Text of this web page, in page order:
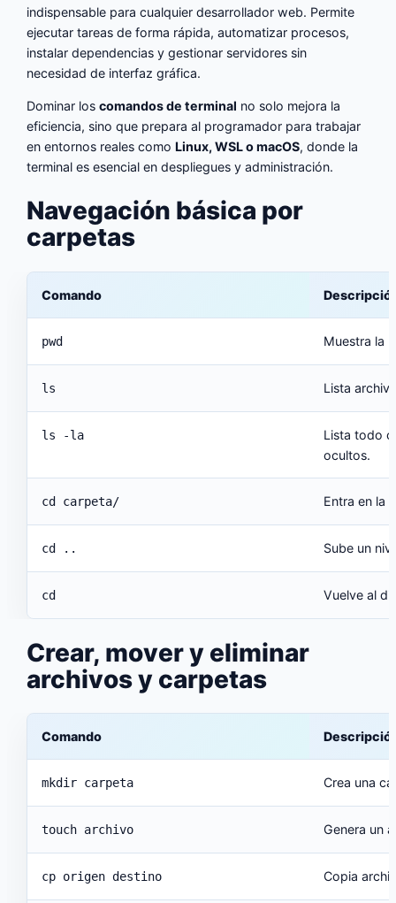
indispensable para cualquier desarrollador web. Permite
ejecutar tareas de forma rápida, automatizar procesos,
instalar dependencias y gestionar servidores sin
necesidad de interfaz gráfica.
Dominar loscomandos de terminal no solo mejora la
eficiencia, sino que prepara al programador para trabajar
en entornos reales comoLinux, WSL o macOS, donde la
terminal es esencial en despliegues y administración.
Navegación básica por
carpetas
Comando
pwd Muestra la
ls Lista
ls -la
Lista todo
ocultos.
cd carpeta/ Entra en la
cd .. Sube un
cd Vuelve al
Crear, mover y eliminar
archivos y carpetas
Comando
mkdir carpeta Crea una
touch archivo Genera un
cp origen destino Copia